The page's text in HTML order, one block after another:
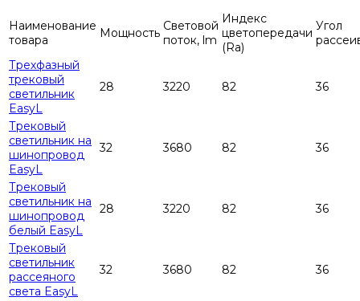
Наименование
товара
Мощность Световой
поток, lm
Индекс
цветопередачи
(Ra)
Угол
Трехфазный
трековый
светильник
EasyL
28 3220 82 36
Трековый
светильник на
шинопровод
EasyL
32 3680 82 36
Трековый
светильник на
шинопровод
белый EasyL
28 3220 82 36
Трековый
светильник
рассеяного
света EasyL
32 3680 82 36